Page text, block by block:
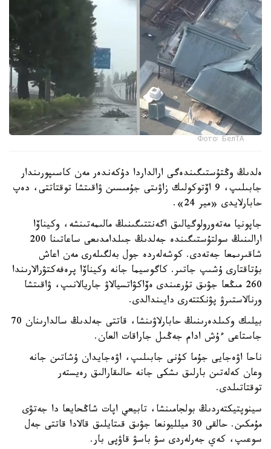
Фото: БелТА
ەلدىڭ وڭتۇستىگىندەگى ارالداردا دۇكەندەر مەن كاسىپورىندار
جابىلىپ، 9 اۆتوكولىك زاۋىتى جۇمىسىن ۋاقىتشا توقتاتتى، دەپ
حابارلايدى «مير 24».
جاپونيا مەتەورولوگيالىق اگەنتتىگىنىڭ مالىمەتىنشە، وكيناۆا
ارالىنىڭ سولتۇستىگىندە جەلدىڭ جىلدامدىعى ساعاتىنا 200
شاقىرىمعا جەتەدى. كوشەلەردە جول بەلگىلەرى مەن اعاش
بۇتاقتارى ۇشىپ جاتىر. كاگوسيما جانە وكيناۆا پرەفەكتۋرالارىندا
260 مىڭعا جۋىق تۇرعىندى ەۆاكۋاتسيالاۋ جاريالانىپ، ۋاقىتشا
ورنالاستىرۋ پۋنكتتەرى دايىندالدى.
بيلىك وكىلدەرىنىڭ حابارلاۋىنشا، قاتتى جەلدىڭ سالدارىنان 70
جاستاعى ءۇش ادام جەڭىل جاراقات العان.
ناحا اۋەجايى جۇما كۇنى جابىلىپ، اۋەجايدان ۇشاتىن جانە
وعان كەلەتىن بارلىق ىشكى جانە حالىقارالىق رەيستەر
توقتاتىلدى.
سينوپتيكتەردىڭ بولجامىنشا، تابيعي اپات شاڭحايعا دا جەتۋى
مۇمكىن. حالقى 30 ميلليونعا جۋىق قىتايلىق قالادا قاتتى جەل
سوعىپ، كەي جەرلەردى سۋ باسۋ قاۋپى بار.